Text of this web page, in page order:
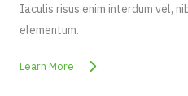
Iaculis risus enim interdum vel,
elementum.
Learn More